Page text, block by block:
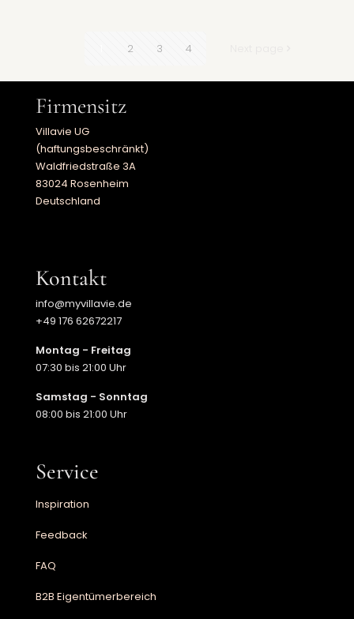
2 3 4
Firmensitz
Villavie UG
(haftungsbeschränkt)
Waldfriedstraße 3A
83024 Rosenheim
Deutschland
Kontakt
info@myvillavie.de
+49 176 62672217
Montag - Freitag
07:30 bis 21:00 Uhr
Samstag - Sonntag
08:00 bis 21:00 Uhr
Service
Inspiration
Feedback
FAQ
B2B Eigentümerbereich